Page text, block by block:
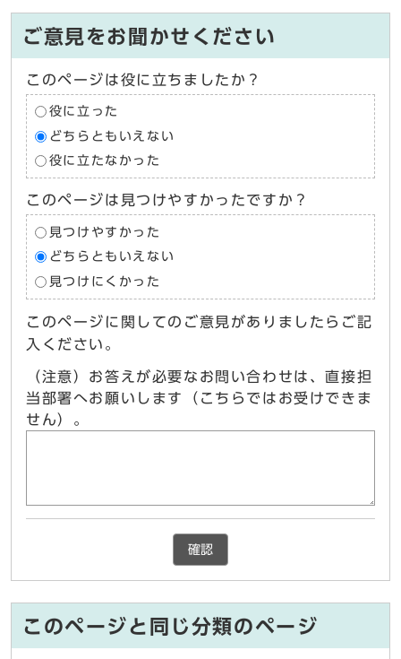
ご意見をお聞かせください
このページは役に立ちましたか？
役に立った
どちらともいえない
役に立たなかった
このページは見つけやすかったですか？
見つけやすかった
どちらともいえない
見つけにくかった
このページに関してのご意見がありましたらご記
入ください。
（注意）お答えが必要なお問い合わせは、直接担
当部署へお願いします（こちらではお受けできま
せん）。
確認
このページと同じ分類のページ